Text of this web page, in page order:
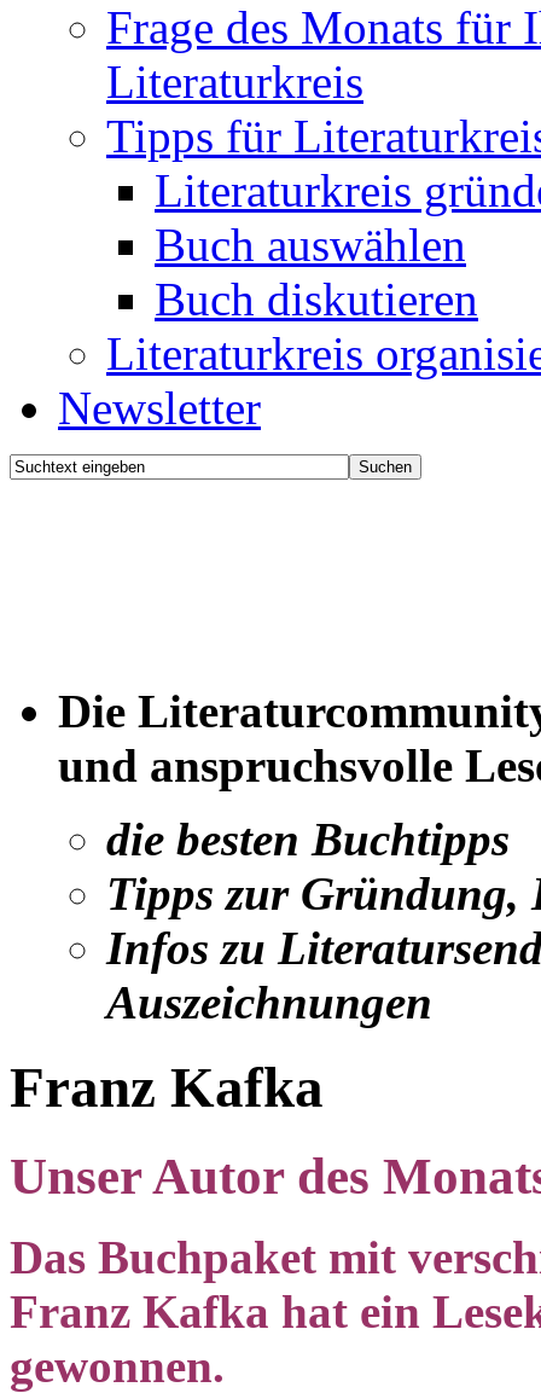
Frage des Monats für
Literaturkreis
Tipps für
Literaturkreis
Buch auswählen
Buch diskutieren
Literaturkreis
Newsletter
Die
und anspruchsvolle
die besten Buchtipps
Tipps zur Gründung,
Infos zu
Auszeichnungen
Franz Kafka
Unser Autor des
Das Buchpaket mit
Franz Kafka hat ein
gewonnen.